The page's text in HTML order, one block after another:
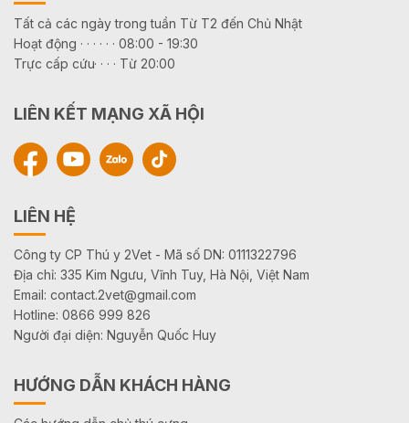
Tất cả các ngày trong tuần Từ T2 đến Chủ Nhật
Hoạt động · · · · · · 08:00 - 19:30
Trực cấp cứu· · · · Từ 20:00
LIÊN KẾT MẠNG XÃ HỘI
LIÊN HỆ
Công ty CP Thú y 2Vet - Mã số DN: 0111322796
Địa chỉ: 335 Kim Ngưu, Vĩnh Tuy, Hà Nội, Việt Nam
Email: contact.2vet@gmail.com
Hotline: 0866 999 826
Người đại diện: Nguyễn Quốc Huy
HƯỚNG DẪN KHÁCH HÀNG